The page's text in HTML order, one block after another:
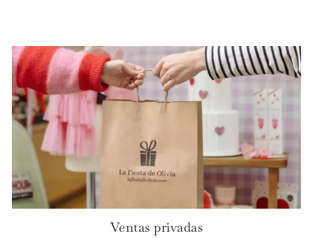
Ventas privadas